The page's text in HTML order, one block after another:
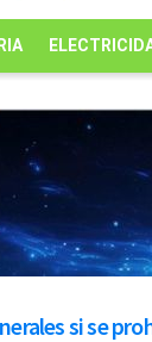
si se